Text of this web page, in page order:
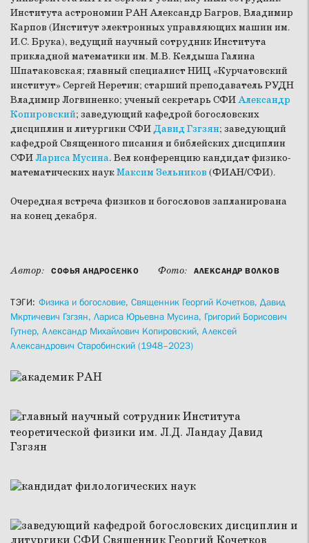
Института астрономии РАН Александр Багров, Владимир
Карпов (Институт электронных управляющих машин им.
И.С. Брука), ведущий научный сотрудник Института
прикладной математики им. М.В. Келдыша Галина
Шпатаковская; главный специалист НИЦ «Курчатовский
институт» Сергей Неретин; старший преподаватель РУДН
Владимир Логвиненко; ученый секретарь СФИАлександр
Копировский; заведующий кафедрой богословских
дисциплин и литургики СФИДавид Гзгзян; заведующий
кафедрой Священного писания и библейских дисциплин
СФИЛариса Мусина. Вел конференцию кандидат физико-
математических наукМаксим Зельников (ФИАН/СФИ).
Очередная встреча физиков и богословов запланирована
на конец декабря.
Автор: СОФЬЯ АНДРОСЕНКО Фото: АЛЕКСАНДР ВОЛКОВ
ТЭГИ: Физика и богословие, Священник Георгий Кочетков, Давид
Мкртичевич Гзгзян, Лариса Юрьевна Мусина, Григорий Борисович
Гутнер, Александр Михайлович Копировский, Алексей
Александрович Старобинский (1948–2023)